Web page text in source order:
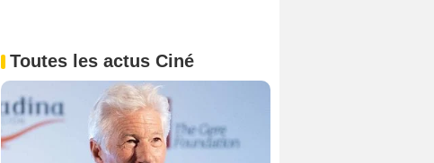
Toutes les actus Ciné